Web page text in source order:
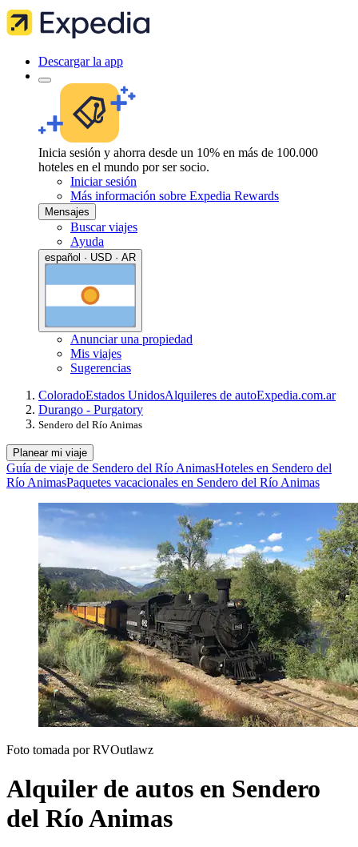
Descargar la app
Inicia sesión y ahorra desde un 10% en más de 100.000
hoteles en el mundo por ser socio.
Iniciar sesión
Más información sobre Expedia Rewards
Mensajes
Buscar viajes
Ayuda
español · USD · AR
Anunciar una propiedad
Mis viajes
Sugerencias
ColoradoEstados UnidosAlquileres de autoExpedia.com.ar
Durango - Purgatory
Sendero del Río Animas
Planear mi viaje
Guía de viaje de Sendero del Río AnimasHoteles en Sendero del
Río AnimasPaquetes vacacionales en Sendero del Río Animas
Foto tomada por RVOutlawz
Alquiler de autos en Sendero
del Río Animas